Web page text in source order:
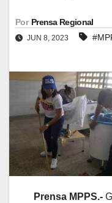
Por Prensa Regional
JUN 8, 2023
Prensa MPPS.-